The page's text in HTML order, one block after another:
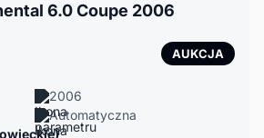
6.0 Coupe 2006
AUKCJA
2006
Automatyczna